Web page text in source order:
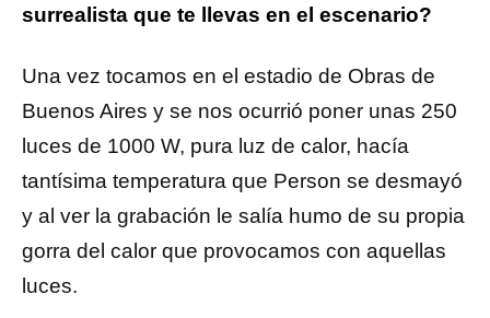
surrealista que te llevas en el escenario?
Una vez tocamos en el estadio de Obras de
Buenos Aires y se nos ocurrió poner unas 250
luces de 1000 W, pura luz de calor, hacía
tantísima temperatura que Person se desmayó
y al ver la grabación le salía humo de su propia
gorra del calor que provocamos con aquellas
luces.